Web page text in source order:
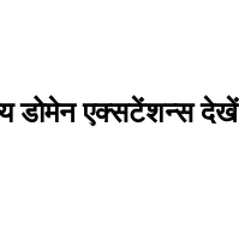
डोमेन एक्सटेंशन्स देखें